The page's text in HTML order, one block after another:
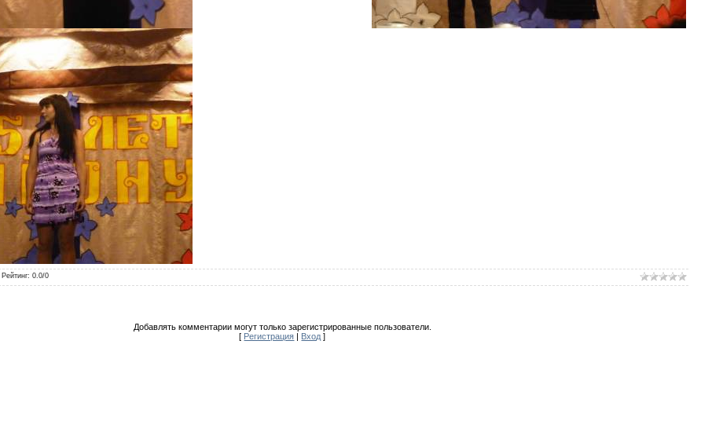
Рейтинг: 0.0/0
Добавлять комментарии могут только зарегистрированные пользователи.
[ Регистрация Вход ]